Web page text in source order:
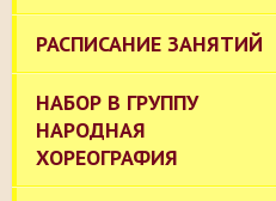
РАСПИСАНИЕ ЗАНЯТИЙ
НАБОР В ГРУППУ
НАРОДНАЯ
ХОРЕОГРАФИЯ